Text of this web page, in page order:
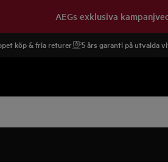
AEGs exklusiva
köp & fria returer 5 års garanti på utvalda